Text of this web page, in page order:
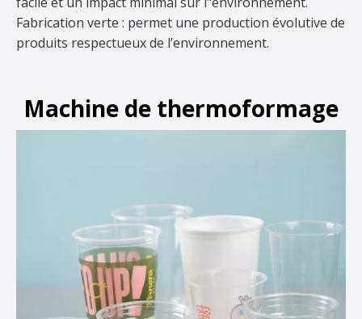
Fabrication verte : permet une production évolutive de
produits respectueux de l’environnement.
Machine de thermoformage